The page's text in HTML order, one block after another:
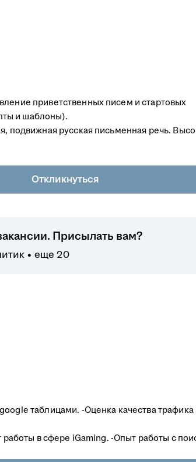
приветственных писем и стартовых
и шаблоны).
подвижная русская письменная речь.
Откликнуться
Присылать вам?
еще 20
таблицами. -Оценка качества трафика
в сфере iGaming. -Опыт работы с